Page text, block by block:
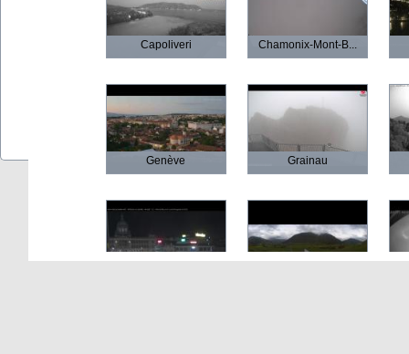
Capoliveri Chamonix-Mont-B...
Genève Grainau